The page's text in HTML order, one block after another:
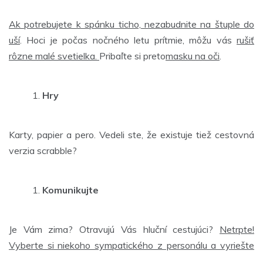
Ak potrebujete k spánku ticho, nezabudnite na štuple do
uší. Hoci je počas nočného letu prítmie, môžu vás rušiť
rôzne malé svetielka. Pribaľte si pretomasku na oči
Hry
Karty, papier a pero. Vedeli ste, že existuje tiež cestovná
verzia scrabble?
Komunikujte
Je Vám zima? Otravujú Vás hluční cestujúci? Netrpte!
Vyberte si niekoho sympatického z personálu a vyriešte